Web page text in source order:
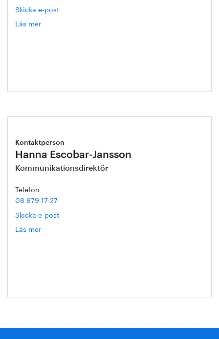
Skicka e-post
Läs mer
Kontaktperson
Hanna Escobar-Jansson
Kommunikationsdirektör
Telefon
08 679 17 27
Skicka e-post
Läs mer